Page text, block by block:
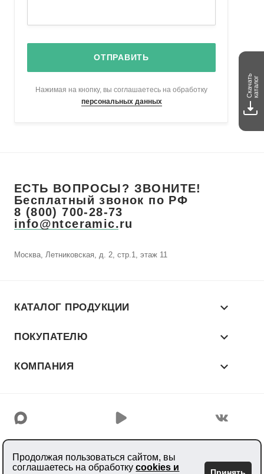
ОТПРАВИТЬ
Нажимая на кнопку, вы соглашаетесь на обработку
персональных данных
Продолжая пользоваться сайтом, вы
соглашаетесь на обработкуcookies и
Скачатькаталог
ЕСТЬ ВОПРОСЫ? ЗВОНИТЕ!
Бесплатный звонок по РФ
8 (800) 700-28-73
info@ntceramic.ru
Москва, Летниковская, д. 2, стр.1, этаж 11
КАТАЛОГ ПРОДУКЦИИ
ПОКУПАТЕЛЮ
КОМПАНИЯ
© 2026 «NT CERAMIC»
Производитель керамогранита